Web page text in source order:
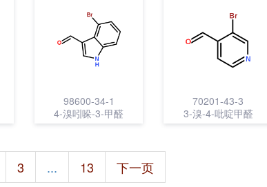
98600-34-1
4-溴吲哚-3-甲醛
70201-43-3
3-溴-4-吡啶甲醛
3 ... 13 下一页